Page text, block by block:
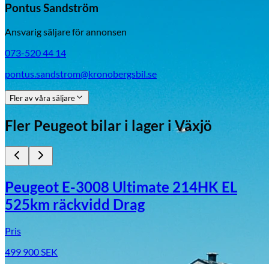
Fordonstyp
Visa alla fordon
Pontus Sandström
Ansvarig säljare för annonsen
073-520 44 14
pontus.sandstrom@kronobergsbil.se
Fler av våra säljare
Fler Peugeot bilar i lager i Växjö
Peugeot E-3008 Ultimate 214HK EL
525km räckvidd Drag
Pris
499 900SEK